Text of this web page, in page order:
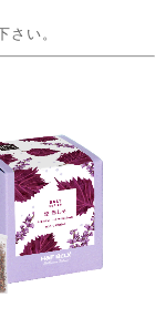
さい。